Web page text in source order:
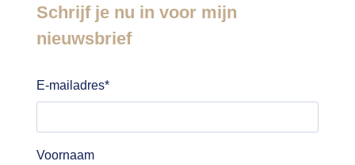
Schrijf je nu in voor mijn
nieuwsbrief
E-mailadres*
Voornaam